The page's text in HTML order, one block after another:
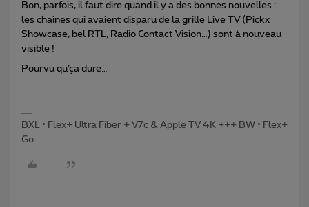
Bon, parfois, il faut dire quand il y a des bonnes nouvelles :
les chaines qui avaient disparu de la grille Live TV (Pickx
Showcase, bel RTL, Radio Contact Vision…) sont à nouveau
visible !
Pourvu qu’ça dure…
BXL • Flex+ Ultra Fiber + V7c & Apple TV 4K +++ BW • Flex+
Go